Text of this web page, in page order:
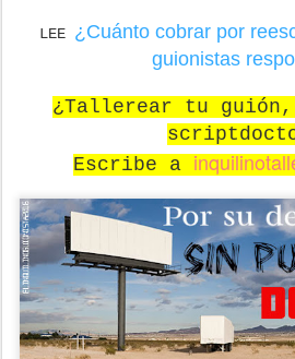
LEE ¿Cuánto cobrar por
guionistas
¿Tallerear tu
Escribe a